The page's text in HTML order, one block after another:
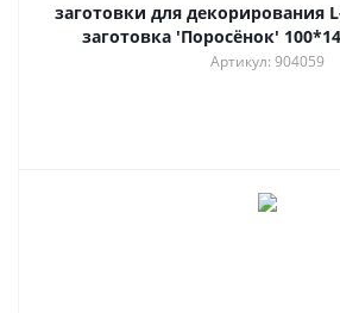
заготовки для декорирования
заготовка 'Поросёнок'
Артикул: 904059